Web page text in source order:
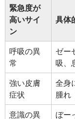
緊急度が
高いサイ
ン
具体
呼吸の異
常
ゼー
吸、
強い皮膚
症状
全身
腫れ
意識の異
ぼー